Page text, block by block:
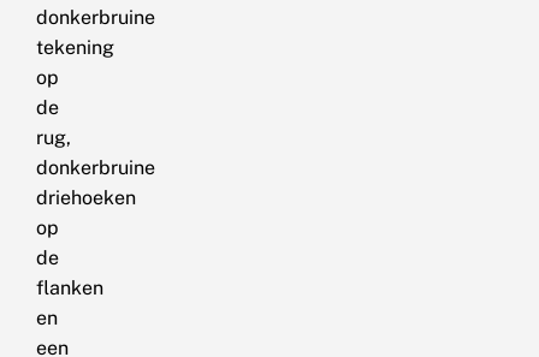
donkerbruine
tekening
op
de
rug,
donkerbruine
driehoeken
op
de
flanken
en
een